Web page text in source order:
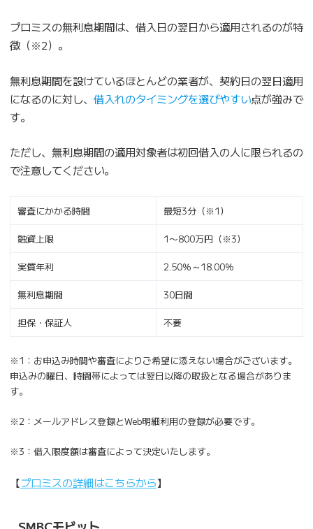
プロミスの無利息期間は、借入日の翌日から適用されるのが特
徴（※2）。
無利息期間を設けているほとんどの業者が、契約日の翌日適用
になるのに対し、 借入れのタイミングを選びやすい点が強みで
す。
ただし、無利息期間の適用対象者は初回借入の人に限られるの
で注意してください。
審査にかかる時間 最短3分（※1）
融資上限 1〜800万円（※3）
実質年利 2.50％～18.00％
無利息期間 30日間
担保・保証人 不要
※1：お申込み時間や審査によりご希望に添えない場合がございます。
申込みの曜日、時間帯によっては翌日以降の取扱となる場合がありま
す。
※2：メールアドレス登録とWeb明細利用の登録が必要です。
※3：借入限度額は審査によって決定いたします。
【プロミスの詳細はこちらから】